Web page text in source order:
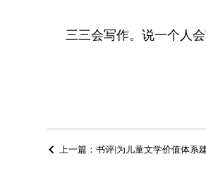
三三会写作。说一个人
上一篇：书评|为儿童文学价值体系建设贡献中国智